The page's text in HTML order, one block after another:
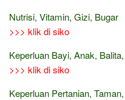
Nutrisi, Vitamin, Gizi, Bugar
>>> klik di siko
Keperluan Bayi, Anak, Balita,
>>> klik di siko
Keperluan Pertanian,